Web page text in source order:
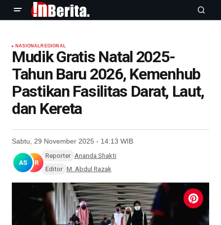
NASIONAL REGIONAL
Mudik Gratis Natal 2025-
Tahun Baru 2026, Kemenhub
Pastikan Fasilitas Darat, Laut,
dan Kereta
Sabtu, 29 November 2025 - 14:13 WIB
AS MR
Reporter Ananda Shakti
Editor M. Abdul Razak